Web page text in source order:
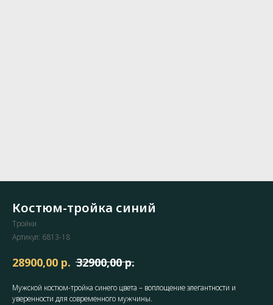
Костюм-тройка синий
Тройки
Артикул: 6813-18
28900,00 р. 32900,00 р.
Мужской костюм-тройка синего цвета – воплощение элегантности и
уверенности для современного мужчины.